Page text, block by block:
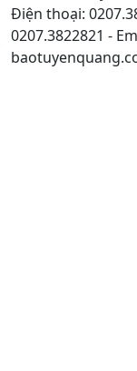
Điện thoại:
0207.3822821 -